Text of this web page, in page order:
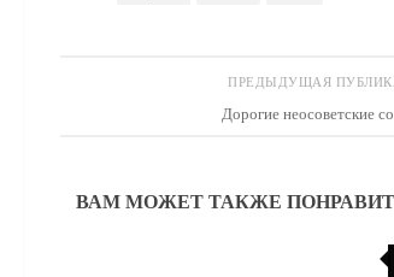
ПРЕДЫДУЩАЯ
Дорогие неосоветские
ВАМ МОЖЕТ ТАКЖЕ